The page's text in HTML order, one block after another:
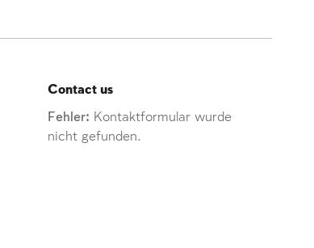
Contact us
Fehler: Kontaktformular wurde
nicht gefunden.